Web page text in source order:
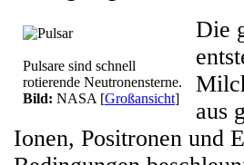
Pulsare sind schnell
rotierende Neutronensterne.
Bild: NASA [Großansicht]
Die
aus
Ionen, Positronen und